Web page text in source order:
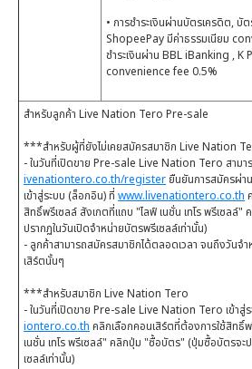
• การชำระเงินผ่านบัตรเครดิต,
ShopeePay มีค่าธรรมเนียม
ชำระเงินผ่าน BBL iBanking , K
convenience fee 0.5%
สำหรับลูกค้า Live Nation Tero Pre-sale
***สำหรับผู้ที่ยังไม่เคยสมัครสมาชิก Live Nation
- ในวันที่เปิดขาย Pre-sale Live Nation Tero สาม
ivenationtero.co.th/register ยืนยันการสมัครผ่า
เข้าสู่ระบบ (ล็อกอิน) ที่ www.livenationtero.co.th
สิทธิ์พรีเซลล์ สังเกตที่แถบ "ไลฟ์ เนชั่น เทโร พรีเซล
ปรากฏในวันเปิดจำหน่ายบัตรพรีเซลล์เท่านั้น)
- ลูกค้าสามารถสมัครสมาชิกได้ตลอดเวลา จนถึงวัน
เสิร์ตนั้นๆ
***สำหรับสมาชิก Live Nation Tero
- ในวันที่เปิดขาย Pre-sale Live Nation Tero เข้าสู่
iontero.co.th คลิกเลือกคอนเสิร์ตที่ต้องการใช้สิทธิ์
เนชั่น เทโร พรีเซลล์" คลิกปุ่ม "ซื้อบัตร" (ปุ่มซื้อบัตรจะ
เซลล์เท่านั้น)